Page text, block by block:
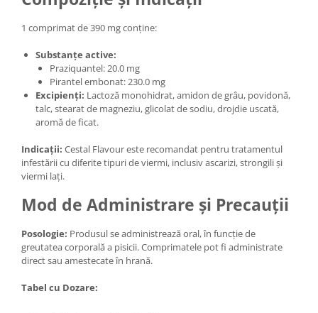
1 comprimat de 390 mg conține:
Substanțe active:
Praziquantel: 20.0 mg
Pirantel embonat: 230.0 mg
Excipienți: Lactoză monohidrat, amidon de grâu, povidonă,
talc, stearat de magneziu, glicolat de sodiu, drojdie uscată,
aromă de ficat.
Indicații: Cestal Flavour este recomandat pentru tratamentul
infestării cu diferite tipuri de viermi, inclusiv ascarizi, strongili și
viermi lați.
Mod de Administrare și Precauții
Posologie: Produsul se administrează oral, în funcție de
greutatea corporală a pisicii. Comprimatele pot fi administrate
direct sau amestecate în hrană.
Tabel cu Dozare: